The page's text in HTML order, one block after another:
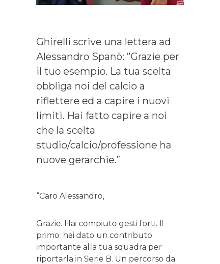
Ghirelli scrive una lettera ad
Alessandro Spanò: ”Grazie per
il tuo esempio. La tua scelta
obbliga noi del calcio a
riflettere ed a capire i nuovi
limiti. Hai fatto capire a noi
che la scelta
studio/calcio/professione ha
nuove gerarchie.”
“Caro Alessandro,
Grazie. Hai compiuto gesti forti. Il
primo: hai dato un contributo
importante alla tua squadra per
riportarla in Serie B. Un percorso da